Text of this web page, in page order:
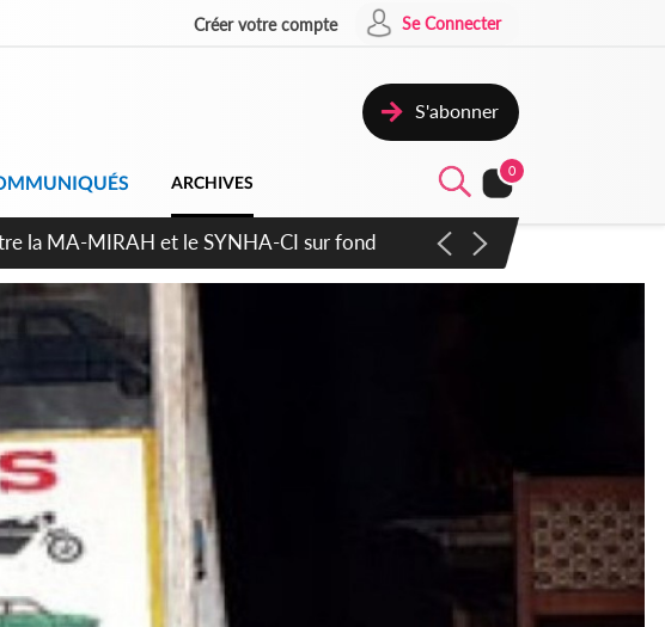
Créer votre compte Se Connecter
S'abonner
ARCHIVES
0
démocratique plus apaisé